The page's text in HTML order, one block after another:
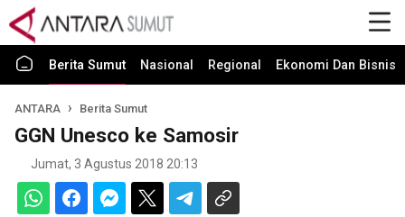
Berita Sumut Nasional Regional Ekonomi Dan Bisnis
ANTARA Berita Sumut
GGN Unesco ke Samosir
Jumat, 3 Agustus 2018 20:13